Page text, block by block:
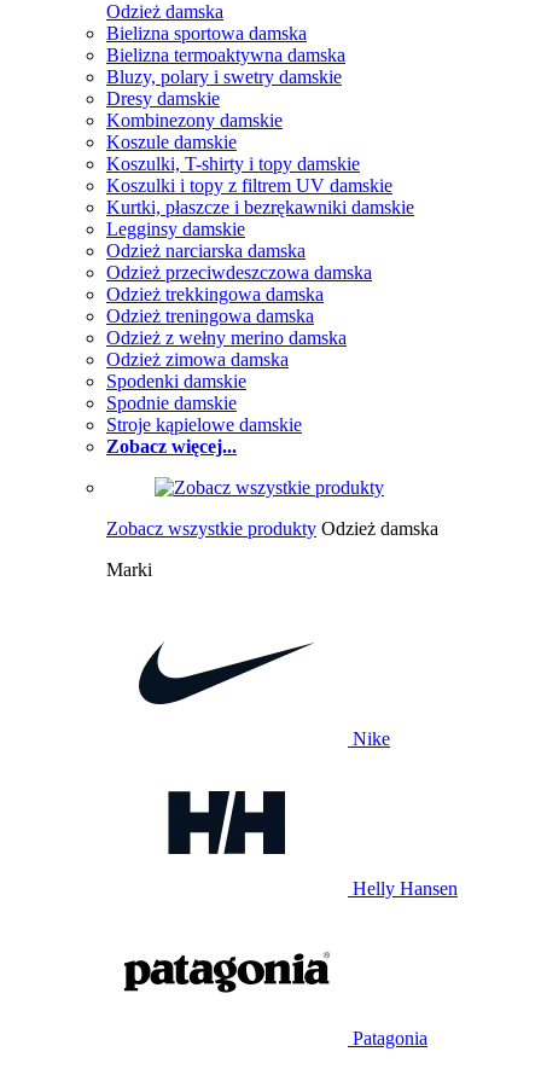
Odzież damska
Bielizna sportowa damska
Bielizna termoaktywna damska
Bluzy, polary i swetry damskie
Dresy damskie
Kombinezony damskie
Koszule damskie
Koszulki, T-shirty i topy damskie
Koszulki i topy z filtrem UV damskie
Kurtki, płaszcze i bezrękawniki damskie
Legginsy damskie
Odzież narciarska damska
Odzież przeciwdeszczowa damska
Odzież trekkingowa damska
Odzież treningowa damska
Odzież z wełny merino damska
Odzież zimowa damska
Spodenki damskie
Spodnie damskie
Stroje kąpielowe damskie
Zobacz więcej...
Zobacz wszystkie produkty Odzież damska
Marki
Nike
Helly Hansen
Patagonia